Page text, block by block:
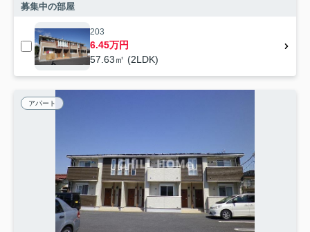
募集中の部屋
203
6.45万円
57.63㎡ (2LDK)
アパート